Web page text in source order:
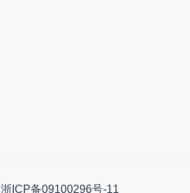
浙ICP备09100296号-11